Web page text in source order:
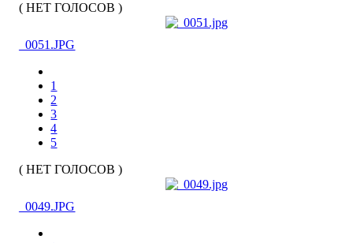
( НЕТ ГОЛОСОВ )
_0051.JPG
1
2
3
4
5
( НЕТ ГОЛОСОВ )
_0049.JPG